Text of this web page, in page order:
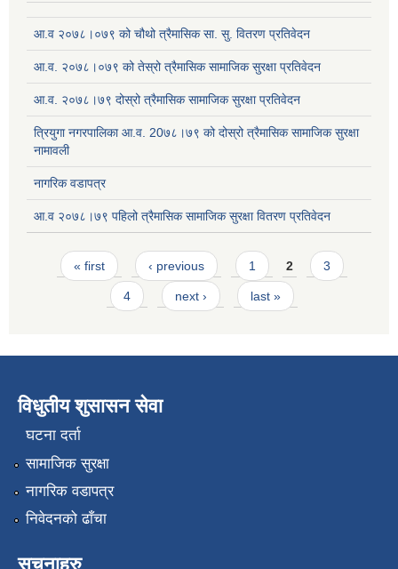
आ.व २०७८।०७९ को चौथो त्रैमासिक सा. सु. वितरण प्रतिवेदन
आ.व. २०७८।०७९ को तेस्रो त्रैमासिक सामाजिक सुरक्षा प्रतिवेदन
आ.व. २०७८।७९ दोस्रो त्रैमासिक सामाजिक सुरक्षा प्रतिवेदन
त्रियुगा नगरपालिका आ.व. 20७८।७९ को दोस्रो त्रैमासिक सामाजिक सुरक्षा
नामावली
नागरिक वडापत्र
आ.व २०७८।७९ पहिलो त्रैमासिक सामाजिक सुरक्षा वितरण प्रतिवेदन
Pages
« first ‹ previous 1 2 3
4 next › last »
विधुतीय शुसासन सेवा
घटना दर्ता
सामाजिक सुरक्षा
नागरिक वडापत्र
निवेदनको ढाँचा
सूचनाहरु